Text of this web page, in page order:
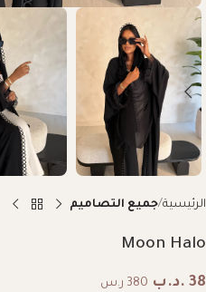
الرئيسية جميع التصاميم
Moon Halo
38 .د.ب 380 ر.س